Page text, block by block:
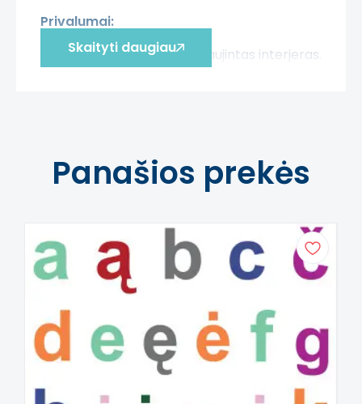
Privalumai:
Greitai ir pigiai atnaujintas interjeras.
Sienų lipdukai padės paslėpti sienoje
atsiradusius įbrėžimus, nelygumus.
Nepatariama interjero lipdukų
klijuoti ant nelygių, grublėtų paviršių.
Klijuojant lipduką privaloma gera
nuotaika, kantrybė bei
Lipdukas pagamintas iš aukščiausios
kokybės matinio vinilo, ypač plonas,
suteikia tapymo ant sienos efektą,
be kraštelių.
Jei neradote tinkamos spalvos ar
Skaityti daugiau
Panašios prekės